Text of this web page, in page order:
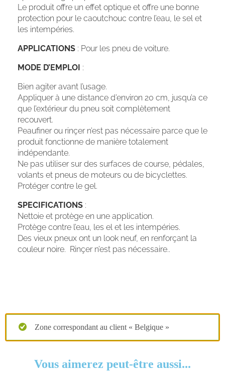
Le produit offre un effet optique et offre une bonne
protection pour le caoutchouc contre l’eau, le sel et
les intempéries.
APPLICATIONS : Pour les pneu de voiture.
MODE D’EMPLOI :
Bien agiter avant l’usage.
Appliquer à une distance d’environ 20 cm, jusqu’a ce
que l’extérieur du pneu soit complètement
recouvert.
Peaufiner ou rinçer n’est pas nécessaire parce que le
produit fonctionne de manière totalement
indépendante.
Ne pas utiliser sur des surfaces de course, pédales,
volants et pneus de moteurs ou de bicyclettes.
Protéger contre le gel.
SPECIFICATIONS :
Nettoie et protège en une application.
Protège contre l’eau, les el et les intempéries.
Des vieux pneux ont un look neuf, en renforçant la
couleur noire. Rinçer n’est pas nécessaire..
Zone correspondant au client « Belgique »
Vous aimerez peut-être aussi...